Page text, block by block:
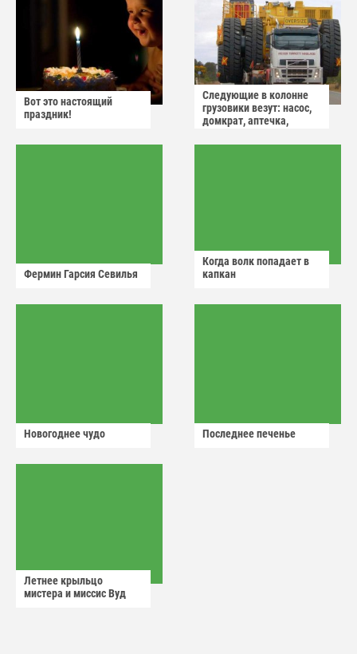
Вот это настоящий
праздник!
Следующие в колонне
грузовики везут: насос,
домкрат, аптечка,
Фермин Гарсия Севилья
Когда волк попадает в
капкан
Новогоднее чудо Последнее печенье
Летнее крыльцо
мистера и миссис Вуд